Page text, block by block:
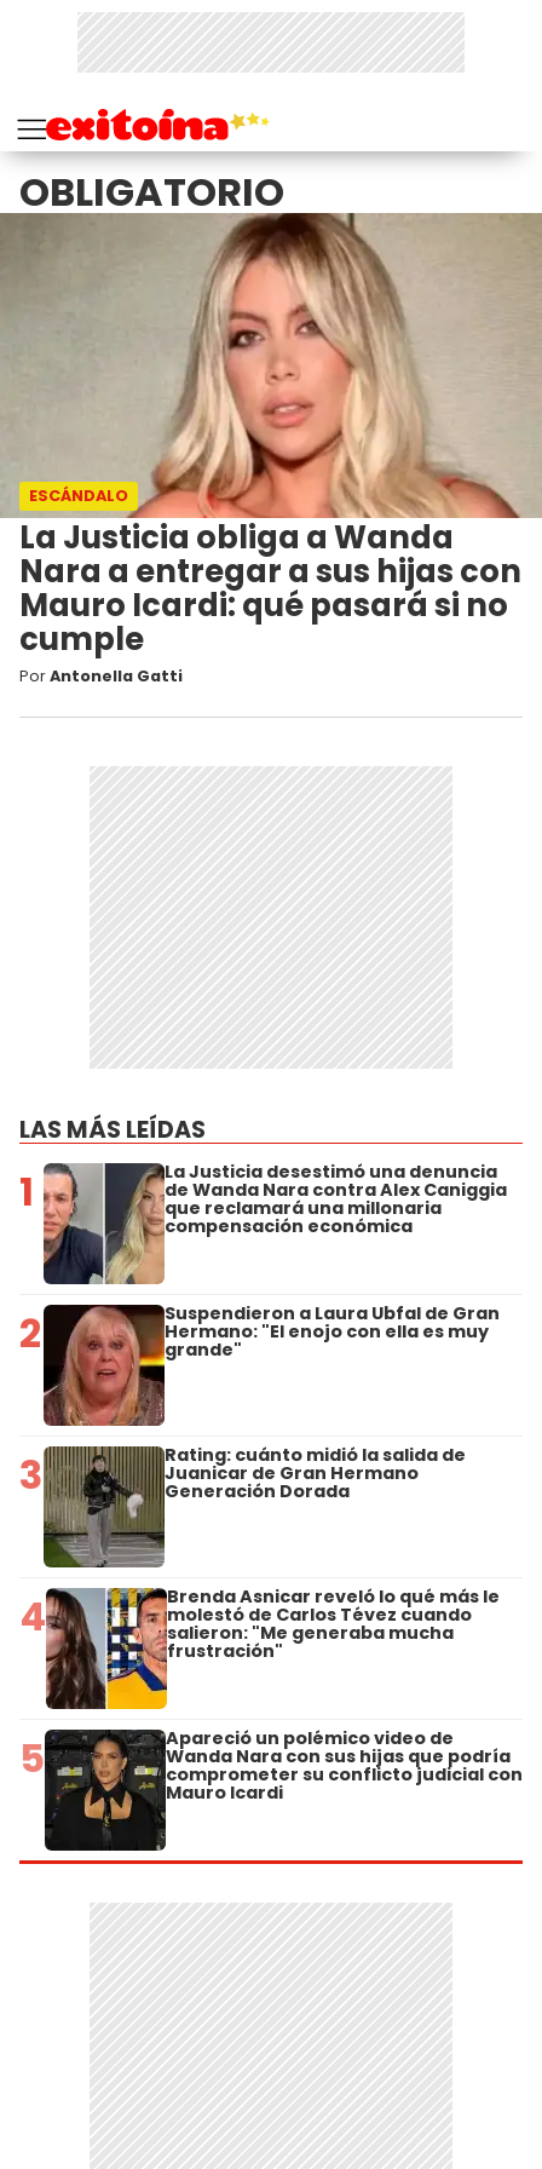
OBLIGATORIO
ESCÁNDALO
La Justicia obliga a Wanda
Nara a entregar a sus hijas con
Mauro Icardi: qué pasará si no
cumple
PorAntonella Gatti
LAS MÁS LEÍDAS
1 La Justicia desestimó una denuncia
de Wanda Nara contra Alex Caniggia
que reclamará una millonaria
compensación económica
2 Suspendieron a Laura Ubfal de Gran
Hermano: "El enojo con ella es muy
grande"
3 Rating: cuánto midió la salida de
Juanicar de Gran Hermano
Generación Dorada
4 Brenda Asnicar reveló lo qué más le
molestó de Carlos Tévez cuando
salieron: "Me generaba mucha
frustración"
5 Apareció un polémico video de
Wanda Nara con sus hijas que podría
comprometer su conflicto judicial con
Mauro Icardi